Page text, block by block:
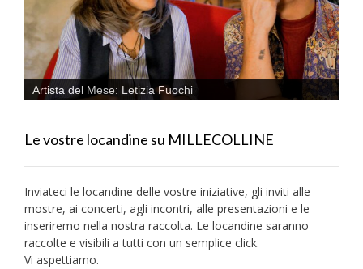
Artista del Mese: Letizia Fuochi
Le vostre locandine su MILLECOLLINE
Inviateci le locandine delle vostre iniziative, gli inviti alle
mostre, ai concerti, agli incontri, alle presentazioni e le
inseriremo nella nostra raccolta. Le locandine saranno
raccolte e visibili a tutti con un semplice click.
Vi aspettiamo.